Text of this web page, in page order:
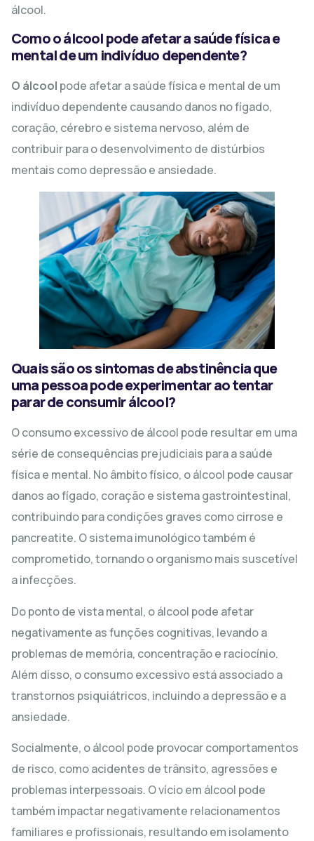
álcool.
Como o álcool pode afetar a saúde física e
mental de um indivíduo dependente?
O álcool pode afetar a saúde física e mental de um
indivíduo dependente causando danos no fígado,
coração, cérebro e sistema nervoso, além de
contribuir para o desenvolvimento de distúrbios
mentais como depressão e ansiedade.
Quais são os sintomas de abstinência que
uma pessoa pode experimentar ao tentar
parar de consumir álcool?
O consumo excessivo de álcool pode resultar em uma
série de consequências prejudiciais para a saúde
física e mental. No âmbito físico, o álcool pode causar
danos ao fígado, coração e sistema gastrointestinal,
contribuindo para condições graves como cirrose e
pancreatite. O sistema imunológico também é
comprometido, tornando o organismo mais suscetível
a infecções.
Do ponto de vista mental, o álcool pode afetar
negativamente as funções cognitivas, levando a
problemas de memória, concentração e raciocínio.
Além disso, o consumo excessivo está associado a
transtornos psiquiátricos, incluindo a depressão e a
ansiedade.
Socialmente, o álcool pode provocar comportamentos
de risco, como acidentes de trânsito, agressões e
problemas interpessoais. O vício em álcool pode
também impactar negativamente relacionamentos
familiares e profissionais, resultando em isolamento